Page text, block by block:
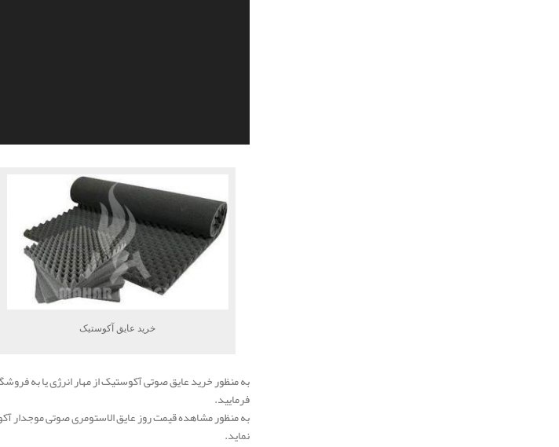
خرید عایق آکوستیک
به منظور خرید عایق صوتی آکوستیک از مهار انرژی یا به
فرمایید.
به منظور مشاهده قیمت روز عایق الاستومری صوتی موجدار
نماید.